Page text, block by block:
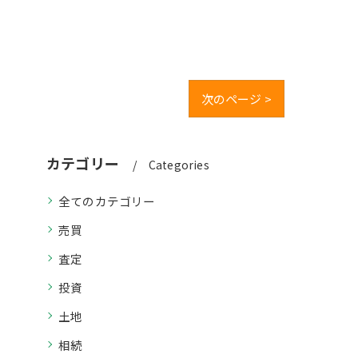
次のページ >
カテゴリー Categories
全てのカテゴリー
売買
査定
投資
土地
相続